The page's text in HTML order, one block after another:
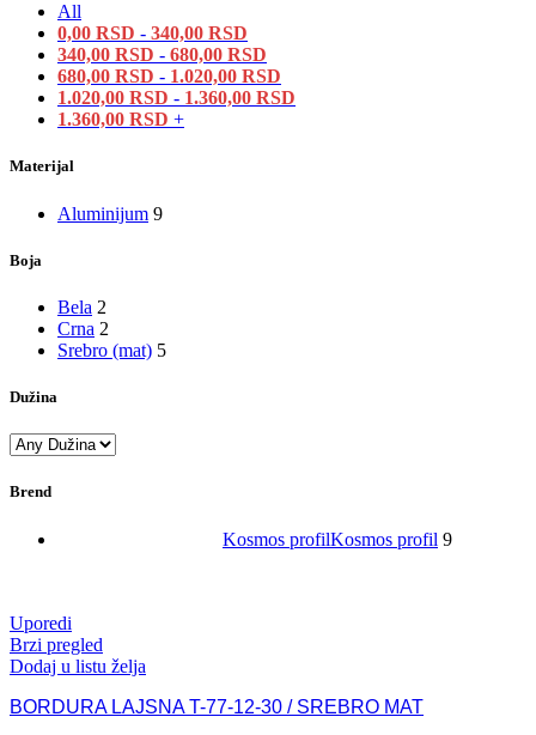
All
0,00 RSD - 340,00 RSD
340,00 RSD - 680,00 RSD
680,00 RSD - 1.020,00 RSD
1.020,00 RSD - 1.360,00 RSD
1.360,00 RSD +
Materijal
Aluminijum 9
Boja
Bela 2
Crna 2
Srebro (mat) 5
Dužina
Brend
Kosmos profilKosmos profil 9
Uporedi
Brzi pregled
Dodaj u listu želja
BORDURA LAJSNA T-77-12-30 / SREBRO MAT